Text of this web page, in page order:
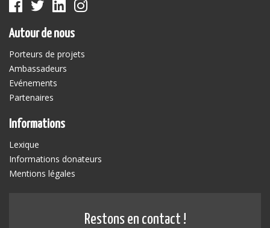
Autour de nous
Porteurs de projets
Ambassadeurs
Evénements
Partenaires
Informations
Lexique
Informations donateurs
Mentions légales
Restons en contact !